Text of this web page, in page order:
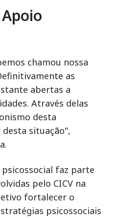
chamou nossa
as
abertas a
Através delas
desta
situação",
faz parte
pelo CICV na
fortalecer o
psicossociais